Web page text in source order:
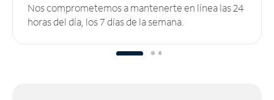
Nos comprometemos a mantenerte en línea las 24
horas del día, los 7 días de la semana.